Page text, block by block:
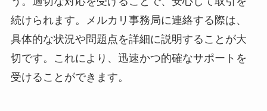
続けられます。メルカリ事務局に連絡する際は、
具体的な状況や問題点を詳細に説明することが大
切です。これにより、迅速かつ的確なサポートを
受けることができます。